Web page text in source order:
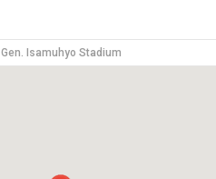
Gen. Isamuhyo Stadium